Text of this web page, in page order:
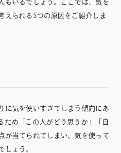
もいるでしょう。ここでは、気を
えられる5つの原因をご紹介しま
に気を使いすぎてしまう傾向にあ
ため「この人がどう思うか」「自
が当てられてしまい、気を使って
しょう。